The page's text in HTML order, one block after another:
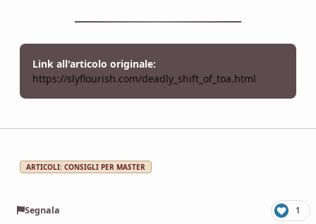
Link all'articolo originale:
https://slyflourish.com/deadly_shift_of_toa.html
ARTICOLI: CONSIGLI PER MASTER
Segnala 1